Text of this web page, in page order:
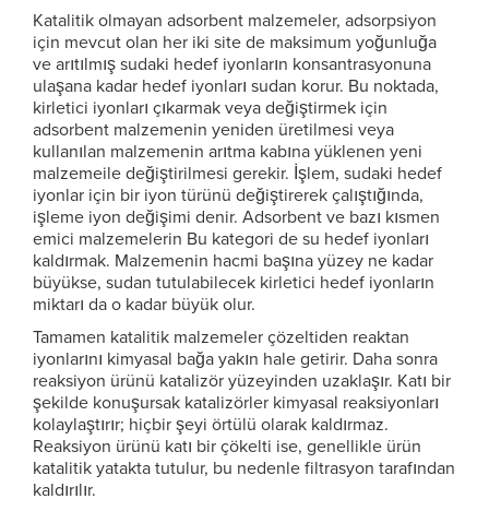
Katalitik olmayan adsorbent malzemeler, adsorpsiyon
için mevcut olan her iki site de maksimum yoğunluğa
ve arıtılmış sudaki hedef iyonların konsantrasyonuna
ulaşana kadar hedef iyonları sudan korur. Bu noktada,
kirletici iyonları çıkarmak veya değiştirmek için
adsorbent malzemenin yeniden üretilmesi veya
kullanılan malzemenin arıtma kabına yüklenen yeni
malzemeile değiştirilmesi gerekir. İşlem, sudaki hedef
iyonlar için bir iyon türünü değiştirerek çalıştığında,
işleme iyon değişimi denir. Adsorbent ve bazı kısmen
emici malzemelerin Bu kategori de su hedef iyonları
kaldırmak. Malzemenin hacmi başına yüzey ne kadar
büyükse, sudan tutulabilecek kirletici hedef iyonların
miktarı da o kadar büyük olur.
Tamamen katalitik malzemeler çözeltiden reaktan
iyonlarını kimyasal bağa yakın hale getirir. Daha sonra
reaksiyon ürünü katalizör yüzeyinden uzaklaşır. Katı bir
şekilde konuşursak katalizörler kimyasal reaksiyonları
kolaylaştırır; hiçbir şeyi örtülü olarak kaldırmaz.
Reaksiyon ürünü katı bir çökelti ise, genellikle ürün
katalitik yatakta tutulur, bu nedenle filtrasyon tarafından
kaldırılır.